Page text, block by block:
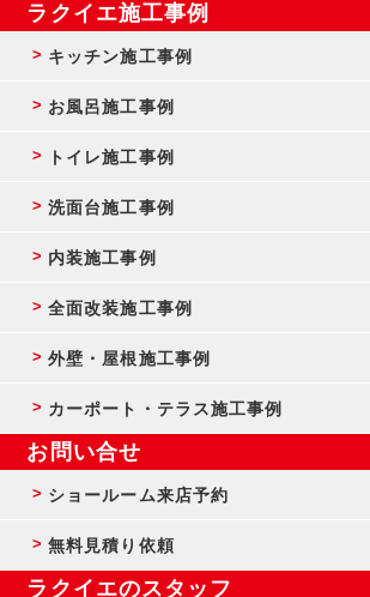
ラクイエ施工事例
キッチン施工事例
お風呂施工事例
トイレ施工事例
洗面台施工事例
内装施工事例
全面改装施工事例
外壁・屋根施工事例
カーポート・テラス施工事例
お問い合せ
ショールーム来店予約
無料見積り依頼
ラクイエのスタッフ